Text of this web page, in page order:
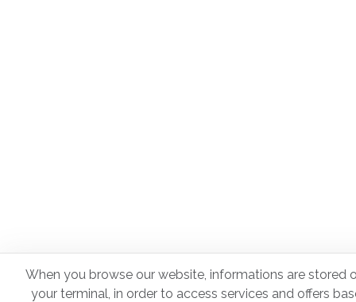
When you browse our website, informations are stored
your terminal, in order to access services and offers